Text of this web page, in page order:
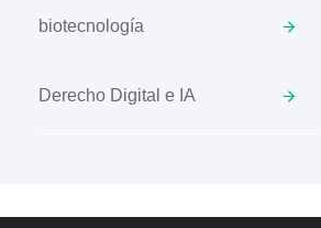
biotecnología
Derecho Digital e IA